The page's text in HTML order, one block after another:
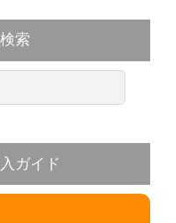
索
ガイド